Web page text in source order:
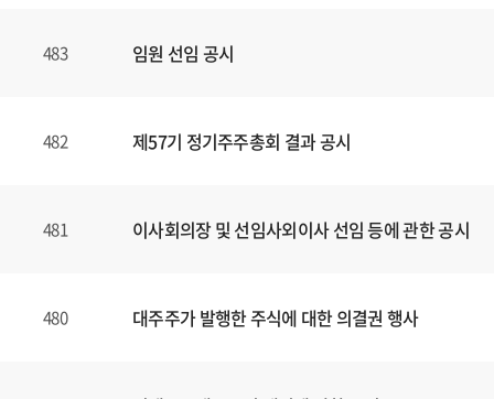
483 임원 선임 공시
482 제57기 정기주주총회 결과 공시
481 이사회의장 및 선임사외이사 선임 등에 관한 공시
480 대주주가 발행한 주식에 대한 의결권 행사